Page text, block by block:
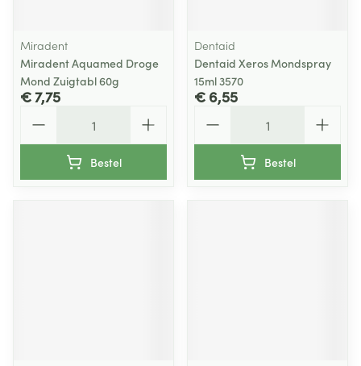
Miradent
Miradent Aquamed Droge
Mond Zuigtabl 60g
€ 7,75
Bestel
Dentaid
Dentaid Xeros Mondspray
15ml 3570
€ 6,55
Bestel